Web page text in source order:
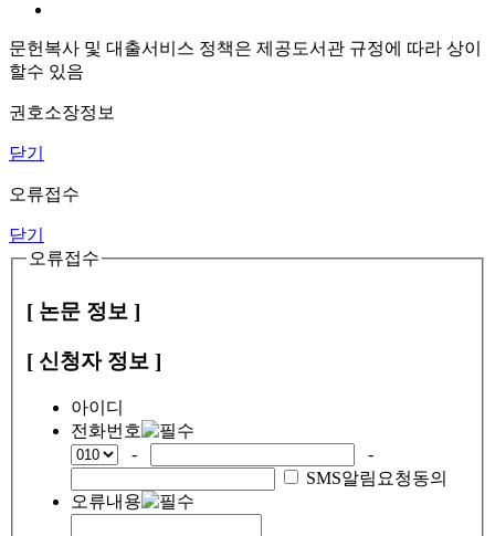
문헌복사 및 대출서비스 정책은 제공도서관 규정에 따라 상이
할수 있음
권호소장정보
닫기
오류접수
닫기
오류접수
[ 논문 정보 ]
[ 신청자 정보 ]
아이디
전화번호
-
-
SMS알림요청동의
오류내용